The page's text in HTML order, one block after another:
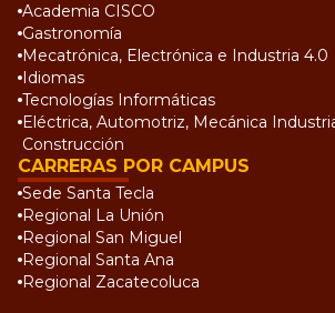
Academia CISCO
Gastronomía
Mecatrónica, Electrónica e Industria 4.0
Idiomas
Tecnologías Informáticas
Eléctrica, Automotriz, Mecánica
Construcción
CARRERAS POR CAMPUS
Sede Santa Tecla
Regional La Unión
Regional San Miguel
Regional Santa Ana
Regional Zacatecoluca